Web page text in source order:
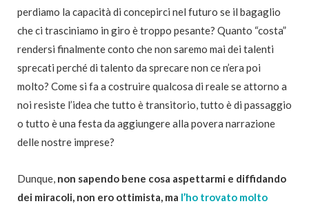
perdiamo la capacità di concepirci nel futuro se il bagaglio
che ci trasciniamo in giro è troppo pesante? Quanto “costa”
rendersi finalmente conto che non saremo mai dei talenti
sprecati perché di talento da sprecare non ce n’era poi
molto? Come si fa a costruire qualcosa di reale se attorno a
noi resiste l’idea che tutto è transitorio, tutto è di passaggio
o tutto è una festa da aggiungere alla povera narrazione
delle nostre imprese?
Dunque, non sapendo bene cosa aspettarmi e diffidando
dei miracoli, non ero ottimista, ma l’ho trovato molto